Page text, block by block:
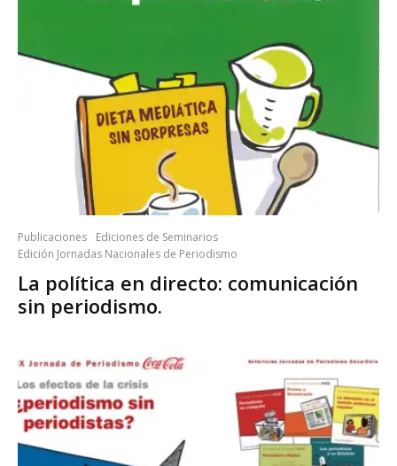
Publicaciones
Ediciones de Seminarios
Edición Jornadas Nacionales de Periodismo
La política en directo: comunicación
sin periodismo.